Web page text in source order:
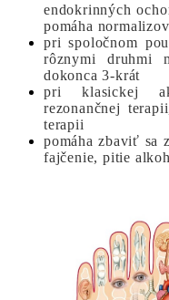
endokrinných
pomáha
pri spoločnom
rôznymi druhmi
dokonca 3-krát
pri klasickej
rezonančnej
terapii
pomáha zbaviť sa
fajčenie, pitie